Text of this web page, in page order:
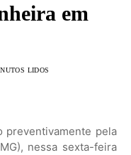
em
LIDOS
preventivamente pela
nessa sexta-feira